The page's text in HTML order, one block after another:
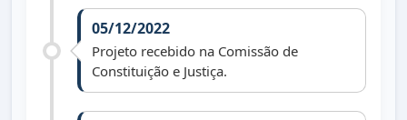
05/12/2022
Projeto recebido na Comissão de
Constituição e Justiça.